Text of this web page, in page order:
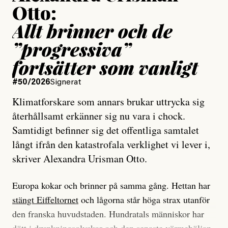
Otto:
Allt brinner och de
”progressiva”
fortsätter som vanligt
#50/2026Signerat
Klimatforskare som annars brukar uttrycka sig
återhållsamt erkänner sig nu vara i chock.
Samtidigt befinner sig det offentliga samtalet
långt ifrån den katastrofala verklighet vi lever i,
skriver Alexandra Urisman Otto.
Europa kokar och brinner på samma gång. Hettan har
stängt Eiffeltornet och lågorna står höga strax utanför
den franska huvudstaden. Hundratals människor har